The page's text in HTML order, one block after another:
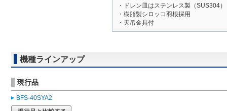
・ドレン皿はステンレス製（SUS304）
・樹脂製シロッコ羽根採用
・天吊金具付
機種ラインアップ
現行品
BFS-40SYA2